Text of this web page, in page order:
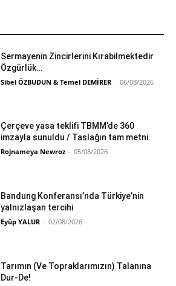
Sermayenin Zincirlerini Kırabilmektedir
Özgürlük…
Sibel ÖZBUDUN & Temel DEMİRER - 06/08/2026
Çerçeve yasa teklifi TBMM’de 360
imzayla sunuldu / Taslağın tam metni
Rojnameya Newroz - 05/08/2026
Bandung Konferansı’nda Türkiye’nin
yalnızlaşan tercihi
Eyüp YALUR - 02/08/2026
Tarımın (Ve Topraklarımızın) Talanına
Dur-De!